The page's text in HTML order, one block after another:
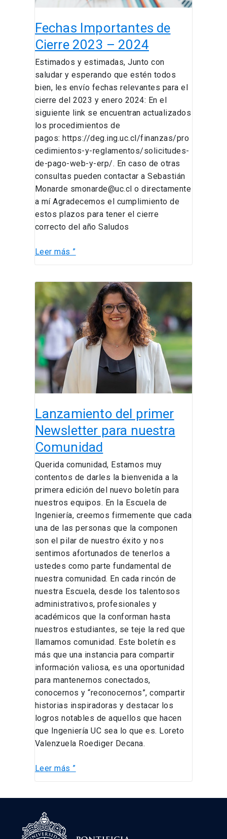
Fechas Importantes de
Cierre 2023 – 2024
Estimados y estimadas, Junto con
saludar y esperando que estén todos
bien, les envío fechas relevantes para el
cierre del 2023 y enero 2024: En el
siguiente link se encuentran actualizados
los procedimientos de
pagos: https://deg.ing.uc.cl/finanzas/pro
cedimientos-y-reglamentos/solicitudes-
de-pago-web-y-erp/. En caso de otras
consultas pueden contactar a Sebastián
Monarde smonarde@uc.cl o directamente
a mí Agradecemos el cumplimiento de
estos plazos para tener el cierre
correcto del año Saludos
Leer más ”
Lanzamiento del primer
Newsletter para nuestra
Comunidad
Querida comunidad, Estamos muy
contentos de darles la bienvenida a la
primera edición del nuevo boletín para
nuestros equipos. En la Escuela de
Ingeniería, creemos firmemente que cada
una de las personas que la componen
son el pilar de nuestro éxito y nos
sentimos afortunados de tenerlos a
ustedes como parte fundamental de
nuestra comunidad. En cada rincón de
nuestra Escuela, desde los talentosos
administrativos, profesionales y
académicos que la conforman hasta
nuestros estudiantes, se teje la red que
llamamos comunidad. Este boletín es
más que una instancia para compartir
información valiosa, es una oportunidad
para mantenernos conectados,
conocernos y “reconocernos”, compartir
historias inspiradoras y destacar los
logros notables de aquellos que hacen
que Ingeniería UC sea lo que es. Loreto
Valenzuela Roediger Decana.
Lanzamiento
del
primer
Newsletter
para
nuestra
Comunidad
Leer más ”